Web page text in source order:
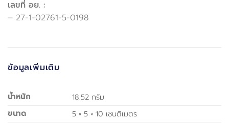
เลขที่ อย. :
– 27-1-02761-5-0198
ข้อมูลเพิ่มเติม
น้ำหนัก
18.52 กรัม
ขนาด
5 × 5 × 10 เซนติเมตร